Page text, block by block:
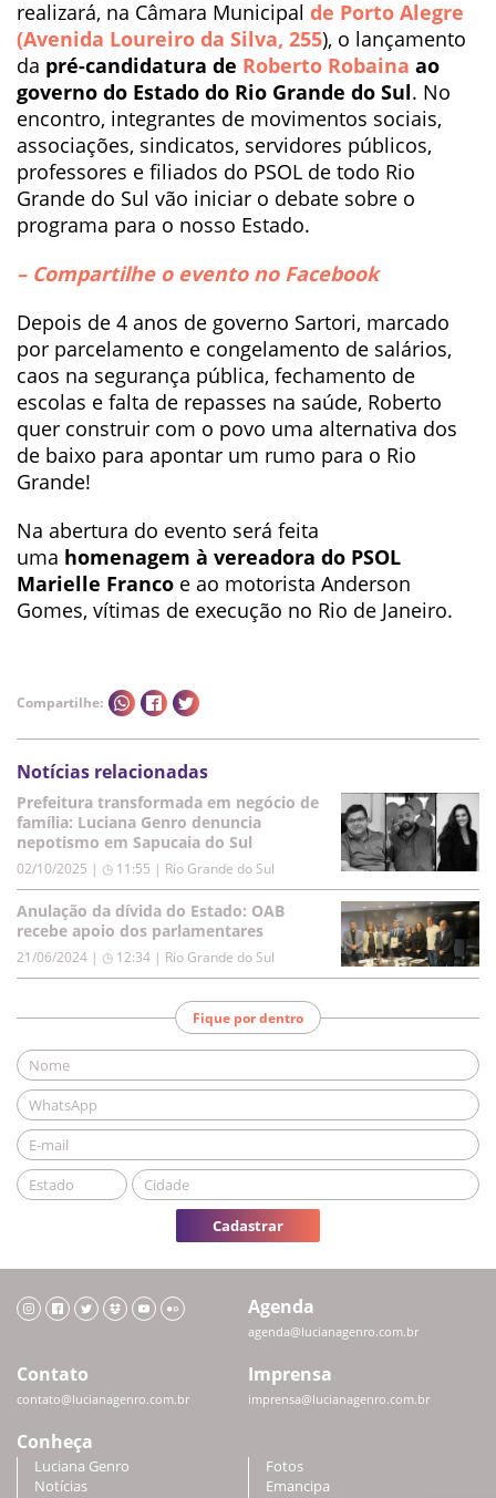
realizará, na Câmara Municipal de Porto Alegre
(Avenida Loureiro da Silva, 255), o lançamento
da pré-candidatura de Roberto Robaina ao
governo do Estado do Rio Grande do Sul. No
encontro, integrantes de movimentos sociais,
associações, sindicatos, servidores públicos,
professores e filiados do PSOL de todo Rio
Grande do Sul vão iniciar o debate sobre o
programa para o nosso Estado.
– Compartilhe o evento no Facebook
Depois de 4 anos de governo Sartori, marcado
por parcelamento e congelamento de salários,
caos na segurança pública, fechamento de
escolas e falta de repasses na saúde, Roberto
quer construir com o povo uma alternativa dos
de baixo para apontar um rumo para o Rio
Grande!
Na abertura do evento será feita
uma homenagem à vereadora do PSOL
Marielle Franco e ao motorista Anderson
Gomes, vítimas de execução no Rio de Janeiro.
Compartilhe:
Notícias relacionadas
Prefeitura transformada em negócio de
família: Luciana Genro denuncia
nepotismo em Sapucaia do Sul
02/10/2025 | ◷ 11:55 | Rio Grande do Sul
Anulação da dívida do Estado: OAB
recebe apoio dos parlamentares
21/06/2024 | ◷ 12:34 | Rio Grande do Sul
Fique por dentro
Cadastrar
Agenda
agenda@lucianagenro.com.br
Contato
contato@lucianagenro.com.br
Imprensa
imprensa@lucianagenro.com.br
Conheça
Luciana Genro
Notícias
Fotos
Emancipa